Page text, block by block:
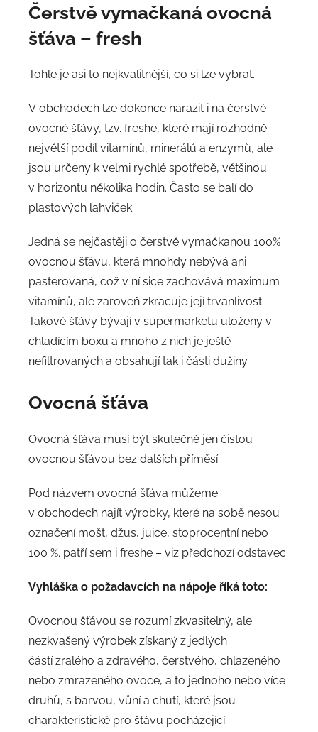
Čerstvě vymačkaná ovocná
šťáva – fresh
Tohle je asi to nejkvalitnější, co si lze vybrat.
V obchodech lze dokonce narazit i na čerstvé
ovocné šťávy, tzv. freshe, které mají rozhodně
největší podíl vitamínů, minerálů a enzymů, ale
jsou určeny k velmi rychlé spotřebě, většinou
v horizontu několika hodin. Často se balí do
plastových lahviček.
Jedná se nejčastěji o čerstvě vymačkanou 100%
ovocnou šťávu, která mnohdy nebývá ani
pasterovaná, což v ní sice zachovává maximum
vitamínů, ale zároveň zkracuje její trvanlivost.
Takové šťávy bývají v supermarketu uloženy v
chladícím boxu a mnoho z nich je ještě
nefiltrovaných a obsahují tak i části dužiny.
Ovocná šťáva
Ovocná šťáva musí být skutečně jen čistou
ovocnou šťávou bez dalších příměsí.
Pod názvem ovocná šťáva můžeme
v obchodech najít výrobky, které na sobě nesou
označení mošt, džus, juice, stoprocentní nebo
100 %. patří sem i freshe – viz předchozí odstavec.
Vyhláška o požadavcích na nápoje říká toto:
Ovocnou šťávou se rozumí zkvasitelný, ale
nezkvašený výrobek získaný z jedlých
částí zralého a zdravého, čerstvého, chlazeného
nebo zmrazeného ovoce, a to jednoho nebo více
druhů, s barvou, vůní a chutí, které jsou
charakteristické pro šťávu pocházející